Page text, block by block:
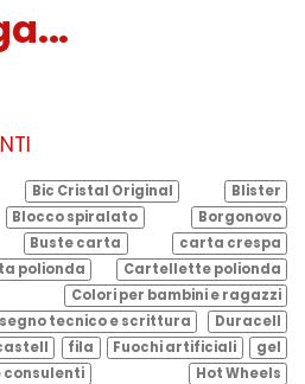
Bic Cristal Original
Blister
Blocco spiralato
Borgonovo
Buste carta
carta crespa
polionda
Cartellette polionda
Colori per bambini e ragazzi
tecnico e scrittura
Duracell
fila Fuochi artificiali
gel
consulenti
Hot Wheels